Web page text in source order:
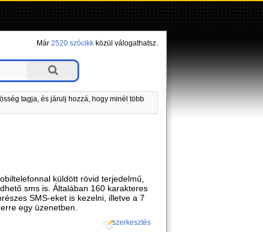
Már 2520 szócikkközül válogathatsz.
tagja, és járulj hozzá, hogy minél több
küldött rövid terjedelmű,
sms is. Általában 160 karakteres
SMS-eket is kezelni, illetve a 7
egy üzenetben.
szerkesztés